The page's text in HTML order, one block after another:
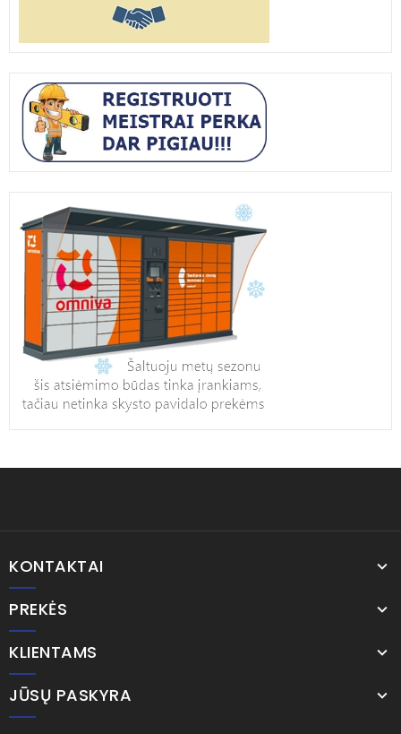
KONTAKTAI
PREKĖS
KLIENTAMS
JŪSŲ PASKYRA